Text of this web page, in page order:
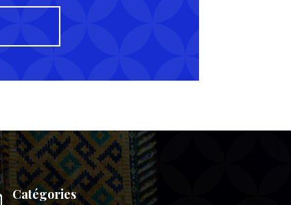
Catégories